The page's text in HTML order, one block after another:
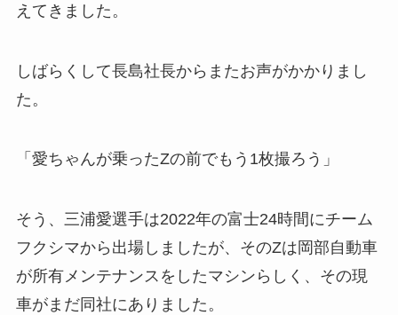
えてきました。
しばらくして長島社長からまたお声がかかりまし
た。
「愛ちゃんが乗ったZの前でもう1枚撮ろう」
そう、三浦愛選手は2022年の富士24時間にチーム
フクシマから出場しましたが、そのZは岡部自動車
が所有メンテナンスをしたマシンらしく、その現
車がまだ同社にありました。